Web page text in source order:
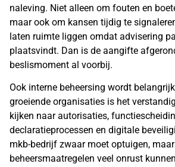
naleving. Niet alleen om fouten en
maar ook om kansen tijdig te
laten ruimte liggen omdat advisering
plaatsvindt. Dan is de aangifte
beslismoment al voorbij.
Ook interne beheersing wordt
groeiende organisaties is het
kijken naar autorisaties,
declaratieprocessen en digitale
mkb-bedrijf zwaar moet optuigen,
beheersmaatregelen veel onrust